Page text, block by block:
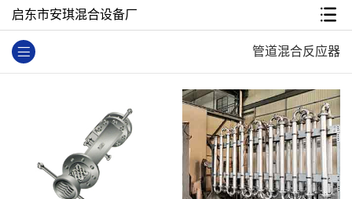
启东市安琪混合设备厂
管道混合反应器